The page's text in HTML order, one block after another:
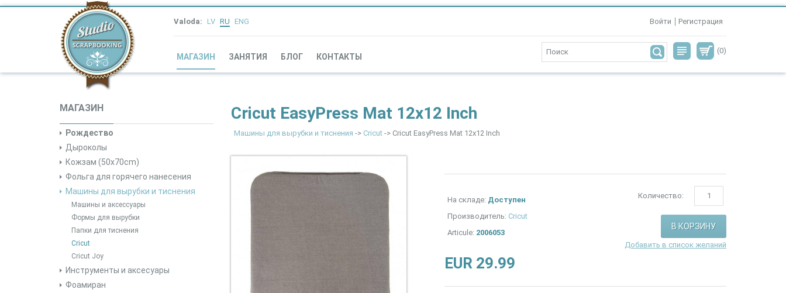
Valoda: LV RU ENG Войти Регистрация
МАГАЗИН ЗАНЯТИЯ БЛОГ КОНТАКТЫ
(0)
МАГАЗИН
Рождество
Дыроколы
Кожзам (50x70cm)
Фольга для горячего нанесения
Машины для вырубки и тиснения
Машины и аксессуары
Формы для вырубки
Папки для тиснения
Cricut
Cricut Joy
Инструменты и аксесуары
Фоамиран
Cricut EasyPress Mat 12x12 Inch
Машины для вырубки и тиснения -> Cricut-> Cricut EasyPress Mat 12x12 Inch
На складе: Доступен
Производитель: Cricut
Articule: 2006053
EUR 29.99
Количество:
Добавить в список желаний